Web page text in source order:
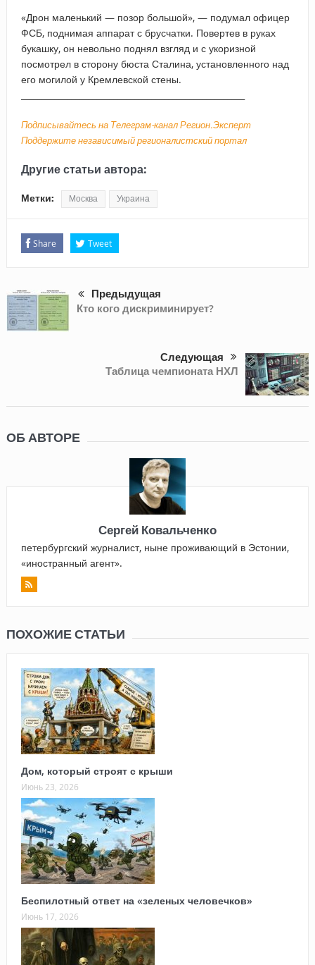
«Дрон маленький — позор большой», — подумал офицер
ФСБ, поднимая аппарат с брусчатки. Повертев в руках
букашку, он невольно поднял взгляд и с укоризной
посмотрел в сторону бюста Сталина, установленного над
его могилой у Кремлевской стены.
Подписывайтесь на Телеграм-канал Регион.Эксперт
Поддержите независимый регионалистский портал
Другие статьи автора:
Метки: Москва Украина
Share Tweet
Предыдущая
Кто кого дискриминирует?
Следующая
Таблица чемпионата НХЛ
ОБ АВТОРЕ
Сергей Ковальченко
петербургский журналист, ныне проживающий в Эстонии,
«иностранный агент».
ПОХОЖИЕ СТАТЬИ
Дом, который строят с крыши
Июнь 23, 2026
Беспилотный ответ на «зеленых человечков»
Июнь 17, 2026